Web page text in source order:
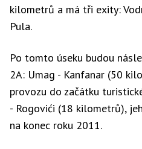
kilometrů a má tři exity:
Pula.
Po tomto úseku budou
2A: Umag - Kanfanar (50
provozu do začátku
- Rogovići (18 kilometrů),
na konec roku 2011.